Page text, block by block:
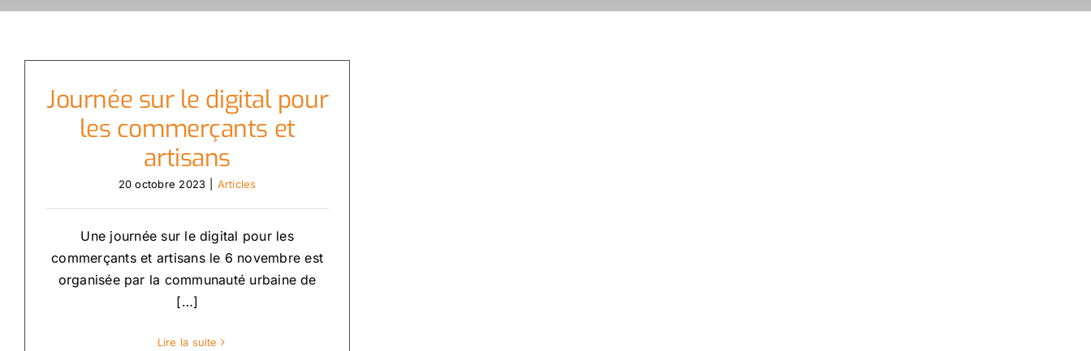
Journée sur le digital pour
les commerçants et
artisans
20 octobre 2023 Articles
Une journée sur le digital pour les
commerçants et artisans le 6 novembre est
organisée par la communauté urbaine de
[…]
Lire la suite